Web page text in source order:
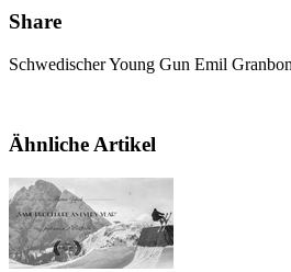
Share
Schwedischer Young Gun Emil
Ähnliche Artikel